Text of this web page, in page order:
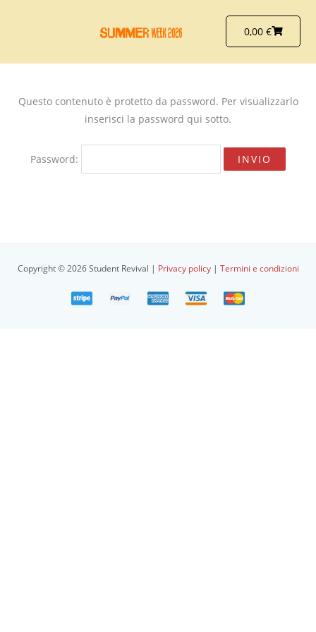
0,00 €Carrello
Questo contenuto è protetto da password. Per visualizzarlo
inserisci la password qui sotto.
Password:
Copyright © 2026 Student Revival | Privacy policy | Termini e condizioni